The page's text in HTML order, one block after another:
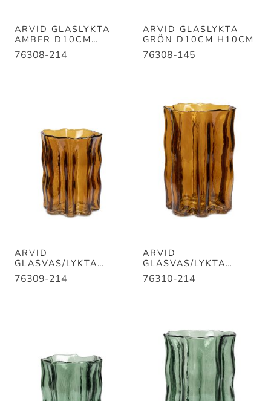
ARVID GLASLYKTA
AMBER D10CM
H10CM
76308-214
ARVID GLASLYKTA
GRÖN D10CM H10CM
76308-145
ARVID
GLASVAS/LYKTA
AMBER D12CM
H15CM
76309-214
ARVID
GLASVAS/LYKTA
AMBER D14CM
H20CM
76310-214